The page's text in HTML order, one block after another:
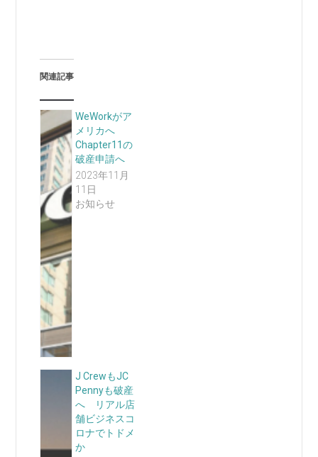
関連記事
WeWorkがア
メリカへ
Chapter11の
破産申請へ
2023年11月
11日
お知らせ
J CrewもJC
Pennyも破産
へ リアル店
舗ビジネスコ
ロナでトドメ
か